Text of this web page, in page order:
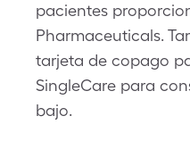
pacientes
Pharmaceuticals.
tarjeta de copago
SingleCare para
bajo.